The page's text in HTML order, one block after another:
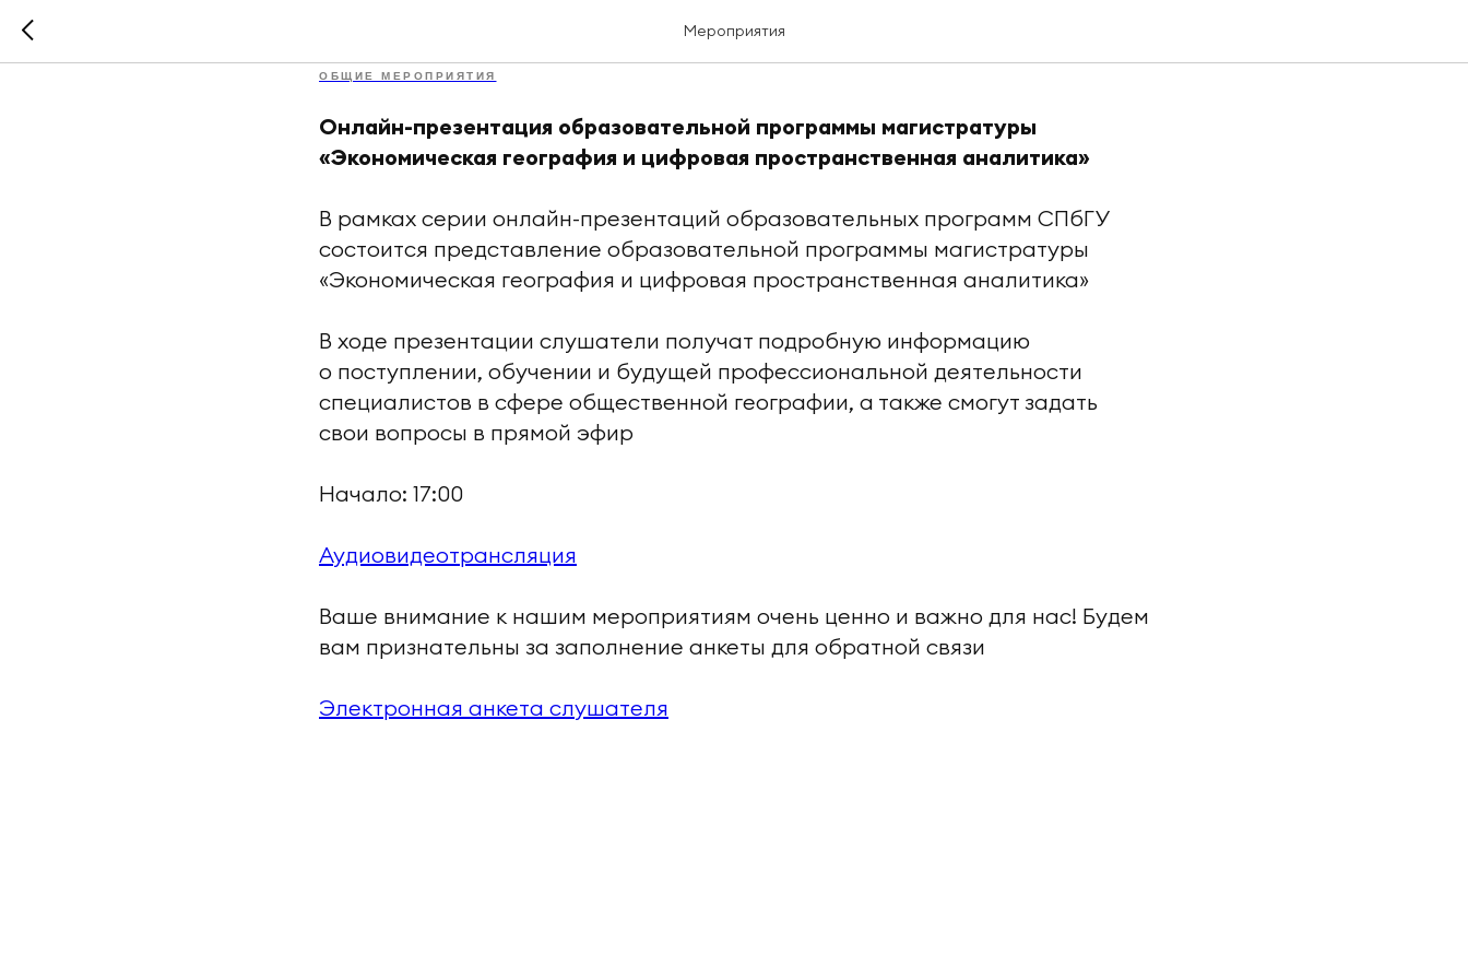
Мероприятия
ОБЩИЕ МЕРОПРИЯТИЯ
Онлайн-презентация образовательной программы магистратуры
«Экономическая география и цифровая пространственная аналитика»
В рамках серии онлайн-презентаций образовательных программ СПбГУ
состоится представление образовательной программы магистратуры
«Экономическая география и цифровая пространственная аналитика»
В ходе презентации слушатели получат подробную информацию
о поступлении, обучении и будущей профессиональной деятельности
специалистов в сфере общественной географии, а также смогут задать
свои вопросы в прямой эфир
Начало: 17:00
Аудиовидеотрансляция
Ваше внимание к нашим мероприятиям очень ценно и важно для нас! Будем
вам признательны за заполнение анкеты для обратной связи
Электронная анкета слушателя